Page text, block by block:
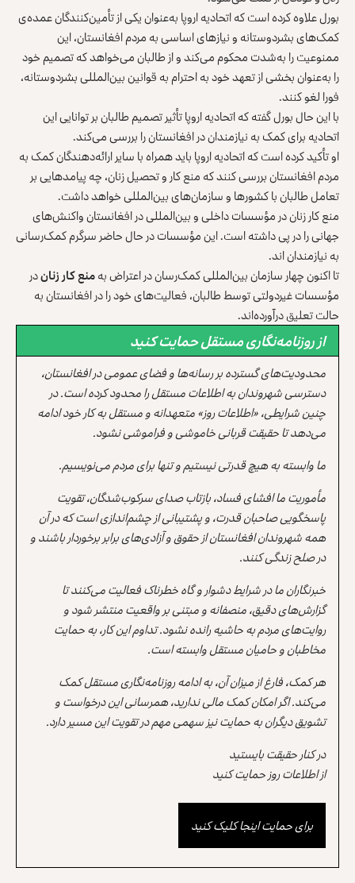
بورل علاوه کرده است که اتحادیه اروپا به‌عنوان یکی از تأمین‌کنندگان عمده‌ی
کمک‌های بشردوستانه و نیازهای اساسی به مردم افغانستان، این
ممنوعیت را به‌شدت محکوم می‌کند و از طالبان می‌خواهد که تصمیم خود
را به‌عنوان بخشی از تعهد خود به احترام به قوانین بین‌المللی بشردوستانه،
فورا لغو کنند.
با این حال بورل گفته که اتحادیه اروپا تأثیر تصمیم طالبان بر توانایی این
اتحادیه برای کمک به نیازمندان در افغانستان را بررسی می‌کند.
او تأکید کرده است که اتحادیه اروپا باید همراه با سایر ارائه‌دهندگان کمک به
مردم افغانستان بررسی کنند که منع کار و تحصیل زنان، چه پیامدهایی بر
تعامل طالبان با کشورها و سازمان‌های بین‌المللی خواهد داشت.
منع کار زنان در مؤسسات داخلی و بین‌المللی در افغانستان واکنش‌های
جهانی را در پی داشته است. این مؤسسات در حال حاضر سرگرم کمک‌رسانی
به نیازمندان اند‌.
تا اکنون چهار سازمان بین‌المللی کمک‌رسان در اعتراض بهمنع کار زناندر
مؤسسات غیردولتی توسط طالبان، فعالیت‌های خود را در افغانستان به
حالت تعلیق درآورده‌اند.
از روزنامه‌نگاری مستقل حمایت کنید
محدودیت‌های گسترده بر رسانه‌ها و فضای عمومی در افغانستان،
دسترسی شهروندان به اطلاعات مستقل را محدود کرده است. در
چنین شرایطی، «اطلاعات روز» متعهدانه و مستقل به کار خود ادامه
می‌دهد تا حقیقت قربانی خاموشی و فراموشی نشود.
ما وابسته به هیچ قدرتی نیستیم و تنها برای مردم می‌نویسیم.
مأموریت ما افشای فساد، بازتاب صدای سرکوب‌شدگان، تقویت
پاسخگویی صاحبان قدرت، و پشتیبانی از چشم‌اندازی است که در آن
همه شهروندان افغانستان از حقوق و آزادی‌های برابر برخوردار باشند و
در صلح زندگی کنند.
خبرنگاران ما در شرایط دشوار و گاه خطرناک فعالیت می‌کنند تا
گزارش‌های دقیق، منصفانه و مبتنی بر واقعیت منتشر شود و
روایت‌های مردم به حاشیه رانده نشود. تداوم این کار، به حمایت
مخاطبان و حامیان مستقل وابسته است.
هر کمک، فارغ از میزان آن، به ادامه روزنامه‌نگاری مستقل کمک
می‌کند. اگر امکان کمک مالی ندارید، همرسانی این درخواست و
تشویق دیگران به حمایت نیز سهمی مهم در تقویت این مسیر دارد.
در کنار حقیقت بایستید
از اطلاعات روز حمایت کنید
برای حمایت اینجا کلیک کنید